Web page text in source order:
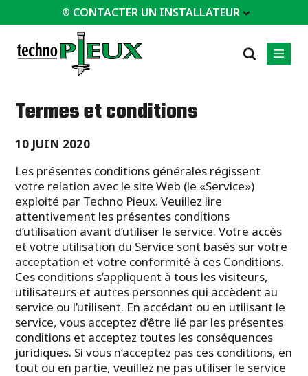
CONTACTER UN INSTALLATEUR
Patios
Agrandissements
Maisons / Chalets
Garages / Abris
Tous les
types de
projets
Commerciaux
Industriel
Service d'ingénierie
Documents
techniques
Équipements
d'installation
Études de cas
Certifications
Foire aux questions
Tous les types de
projets
commerciaux
Termes et conditions
10 JUIN 2020
Les présentes conditions générales régissent
votre relation avec le site Web (le «Service»)
exploité par Techno Pieux. Veuillez lire
attentivement les présentes conditions
d’utilisation avant d’utiliser le service. Votre accès
et votre utilisation du Service sont basés sur votre
acceptation et votre conformité à ces Conditions.
Ces conditions s’appliquent à tous les visiteurs,
utilisateurs et autres personnes qui accèdent au
service ou l’utilisent. En accédant ou en utilisant le
service, vous acceptez d’être lié par les présentes
conditions et acceptez toutes les conséquences
juridiques. Si vous n’acceptez pas ces conditions, en
tout ou en partie, veuillez ne pas utiliser le service